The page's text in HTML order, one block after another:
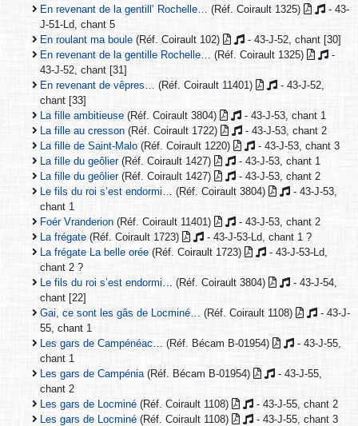
En revenant de la gentill’ Rochelle… (Réf. Coirault 1325)
- 43-
J-51-Ld, chant 5
En roulant ma boule (Réf. Coirault 102)
- 43-J-52, chant [30]
En revenant de la gentille Rochelle…
(Réf. Coirault 1325)
-
43-J-52, chant [31]
En revenant de vêpres…
(Réf. Coirault 11401)
- 43-J-52,
chant [33]
La fille ambitieuse (Réf. Coirault 3804)
- 43-J-53, chant 1
La fille au cresson (Réf. Coirault 1722)
- 43-J-53, chant 2
La fille de Saint-Malo (Réf. Coirault 1220)
- 43-J-53, chant 3
La fille du geôlier(Réf. Coirault 1427)
- 43-J-53, chant 1
La fille du geôlier(Réf. Coirault 1427)
- 43-J-53, chant 2
Le fils du roi s’est endormi…
(Réf. Coirault 3804)
- 43-J-53,
chant 1
Foér Vranderion (Réf. Coirault 11401)
- 43-J-53, chant 2
La frégate (Réf. Coirault 1723)
- 43-J-53-Ld, chant 1 ?
La frégate La belle orée (Réf. Coirault 1723)
- 43-J-53-Ld,
chant 2 ?
Le fils du roi s’est endormi…
(Réf. Coirault 3804)
- 43-J-54,
chant [22]
Gai, ce sont les gâs de Locminé…
(Réf. Coirault 1108)
- 43-J-
55, chant 1
Les gars de Campénéac…
(Réf. Bécam B-01954)
- 43-J-55,
chant 1
Les gars de Campénia (Réf. Bécam B-01954)
- 43-J-55,
chant 2
Les gars de Locminé (Réf. Coirault 1108)
- 43-J-55, chant 2
Les gars de Locminé (Réf. Coirault 1108)
- 43-J-55, chant 3